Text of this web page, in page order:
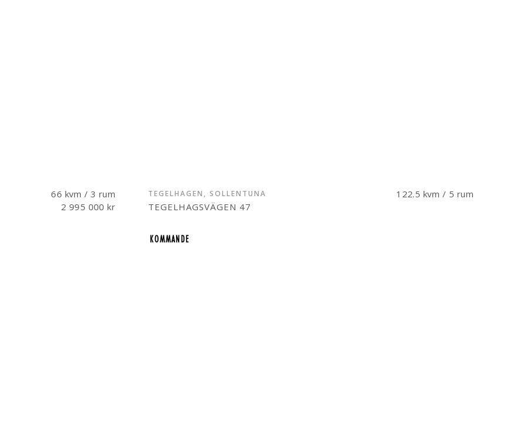
66 kvm / 3 rum
2 995 000 kr
TEGELHAGEN, SOLLENTUNA
TEGELHAGSVÄGEN 47
122.5 kvm / 5 rum
KOMMANDE
KOMMANDE